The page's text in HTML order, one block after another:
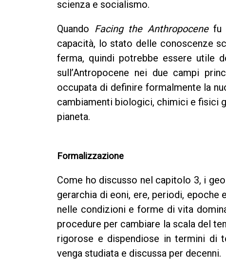
scienza e socialismo.
Quando Facing the Anthropocenefu
capacità, lo stato delle conoscenze
ferma, quindi potrebbe essere utile
sull’Antropocene nei due campi
occupata di definire formalmente la
cambiamenti biologici, chimici e fisici
pianeta.
Formalizzazione
Come ho discusso nel capitolo 3, i
gerarchia di eoni, ere, periodi,
nelle condizioni e forme di vita
procedure per cambiare la scala del
rigorose e dispendiose in termini di
venga studiata e discussa per decenni.